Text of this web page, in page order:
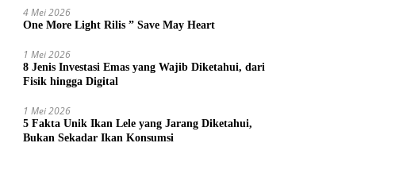
4 Mei 2026
One More Light Rilis ” Save May Heart
1 Mei 2026
8 Jenis Investasi Emas yang Wajib Diketahui, dari
Fisik hingga Digital
1 Mei 2026
5 Fakta Unik Ikan Lele yang Jarang Diketahui,
Bukan Sekadar Ikan Konsumsi